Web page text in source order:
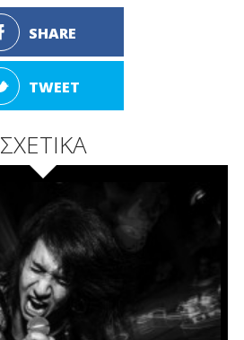
SHARE
TWEET
ΣΧΕΤΙΚΑ